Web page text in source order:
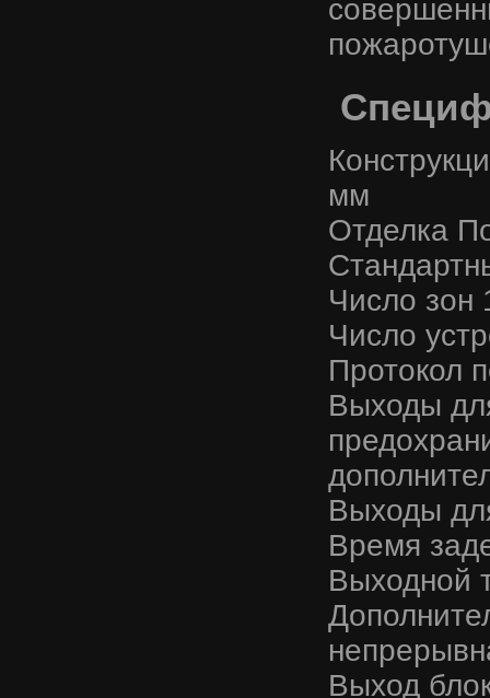
мм
Отделка
Число зон
Число
Протокол
Выходы
Выходы
Время
Выходной
Выход